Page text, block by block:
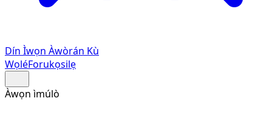
Dín Ìwọn Àwòrán Kù
WọléForukọsilẹ
Àwọn ìmúlò